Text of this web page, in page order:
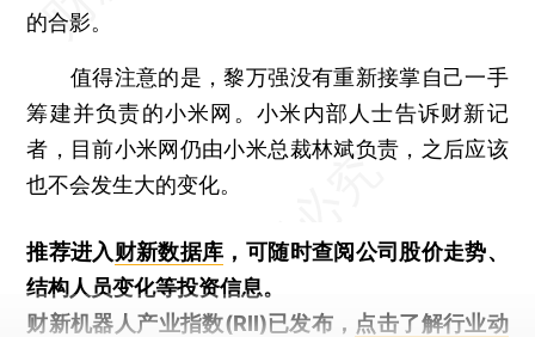
的合影。
值得注意的是，黎万强没有重新接掌自己一手
筹建并负责的小米网。小米内部人士告诉财新记
者，目前小米网仍由小米总裁林斌负责，之后应该
也不会发生大的变化。
推荐进入财新数据库 ，可随时查阅公司股价走势、
结构人员变化等投资信息。
财新机器人产业指数(RII)已发布， 点击了解行业动